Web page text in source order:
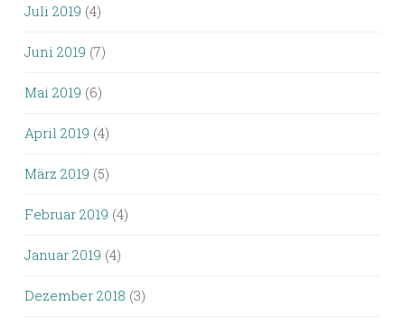
Juli 2019 (4)
Juni 2019 (7)
Mai 2019 (6)
April 2019 (4)
März 2019 (5)
Februar 2019 (4)
Januar 2019 (4)
Dezember 2018 (3)